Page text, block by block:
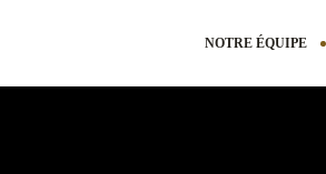
NOTRE ÉQUIPE